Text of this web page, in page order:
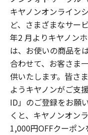
キヤノンオンライン
ど、さまざまなサー
年2 月よりキヤノン
は、お使いの商品を
合わせて、お客さま
供いたします。皆さ
ようキヤノンがご支
ID」のご登録をお願
くと、キヤノンオン
1,000円OFFクーポン